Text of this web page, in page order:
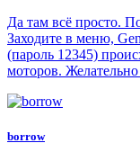
Да там всё просто.
Заходите в меню,
(пароль 12345)
моторов. Желательно
borrow